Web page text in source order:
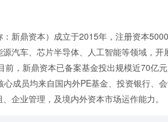
新鼎资本）成立于2015年，注册资本
汽车、芯片半导体、人工智能等领域，
前，新鼎资本已备案基金投出规模近70亿
成员均来自国内外PE基金、投资银行、
企业管理，及境内外资本市场运作能力。